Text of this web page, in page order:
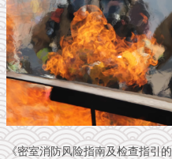
《密室消防风险指南及检查指引